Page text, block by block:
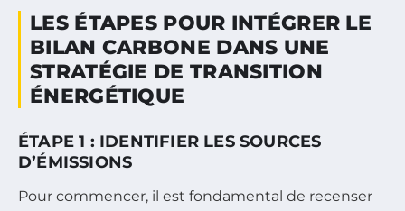
LES ÉTAPES POUR INTÉGRER LE
BILAN CARBONE DANS UNE
STRATÉGIE DE TRANSITION
ÉNERGÉTIQUE
ÉTAPE 1 : IDENTIFIER LES SOURCES
D’ÉMISSIONS
Pour commencer, il est fondamental de recenser